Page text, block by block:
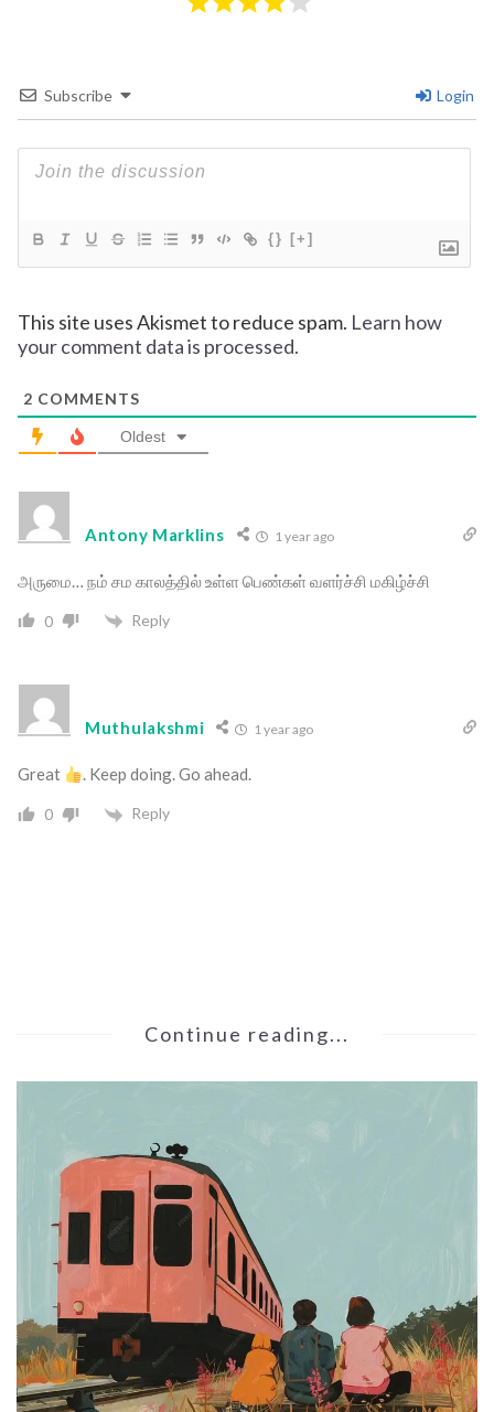
Subscribe Login
{} [+]
This site uses Akismet to reduce spam. Learn how
your comment data is processed.
2 COMMENTS
Oldest
Antony Marklins 1 year ago
அருமை… நம் சம காலத்தில் உள்ள பெண்கள் வளர்ச்சி மகிழ்ச்சி
0 Reply
Muthulakshmi 1 year ago
Great . Keep doing. Go ahead.
0 Reply
Continue reading...